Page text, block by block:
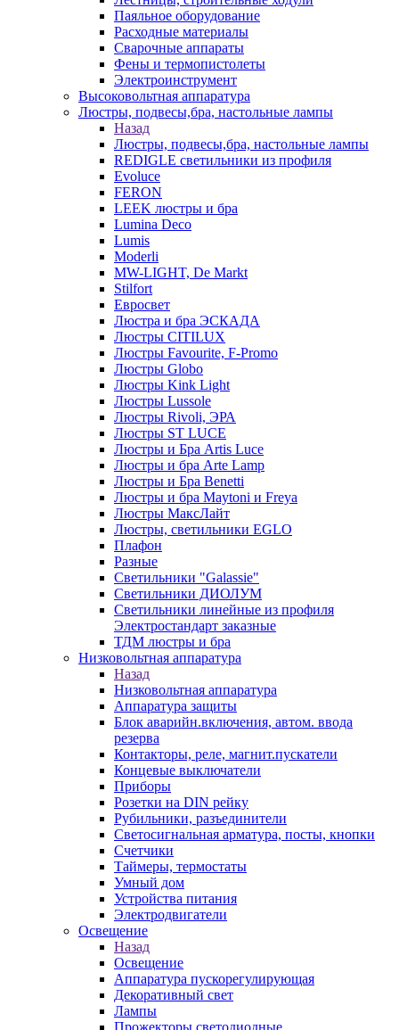
Паяльное оборудование
Расходные материалы
Сварочные аппараты
Фены и термопистолеты
Электроинструмент
Высоковольтная аппаратура
Люстры, подвесы,бра, настольные лампы
Назад
Люстры, подвесы,бра, настольные лампы
REDIGLE светильники из профиля
Evoluce
FERON
LEEK люстры и бра
Lumina Deco
Lumis
Moderli
MW-LIGHT, De Markt
Stilfort
Евросвет
Люстра и бра ЭСКАДА
Люстры CITILUX
Люстры Favourite, F-Promo
Люстры Globo
Люстры Kink Light
Люстры Lussole
Люстры Rivoli, ЭРА
Люстры ST LUCE
Люстры и Бра Artis Luce
Люстры и бра Arte Lamp
Люстры и Бра Benetti
Люстры и бра Maytoni и Freya
Люстры МаксЛайт
Люстры, светильники EGLO
Плафон
Разные
Светильники "Galassie"
Светильники ДИОЛУМ
Светильники линейные из профиля
Электростандарт заказные
ТДМ люстры и бра
Низковольтная аппаратура
Назад
Низковольтная аппаратура
Аппаратура защиты
Блок аварийн.включения, автом. ввода
резерва
Контакторы, реле, магнит.пускатели
Концевые выключатели
Приборы
Розетки на DIN рейку
Рубильники, разъединители
Светосигнальная арматура, посты, кнопки
Счетчики
Таймеры, термостаты
Умный дом
Устройства питания
Электродвигатели
Освещение
Назад
Освещение
Аппаратура пускорегулирующая
Декоративный свет
Лампы